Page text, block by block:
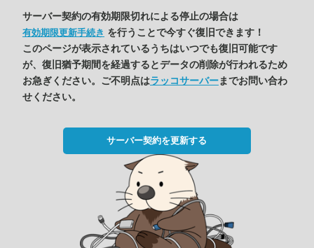
サーバー契約の有効期限切れによる停止の場合は
有効期限更新手続き を行うことで今すぐ復旧できます！
このページが表示されているうちはいつでも復旧可能です
が、復旧猶予期間を経過するとデータの削除が行われるため
お急ぎください。ご不明点はラッコサーバーまでお問い合わ
せください。
サーバー契約を更新する